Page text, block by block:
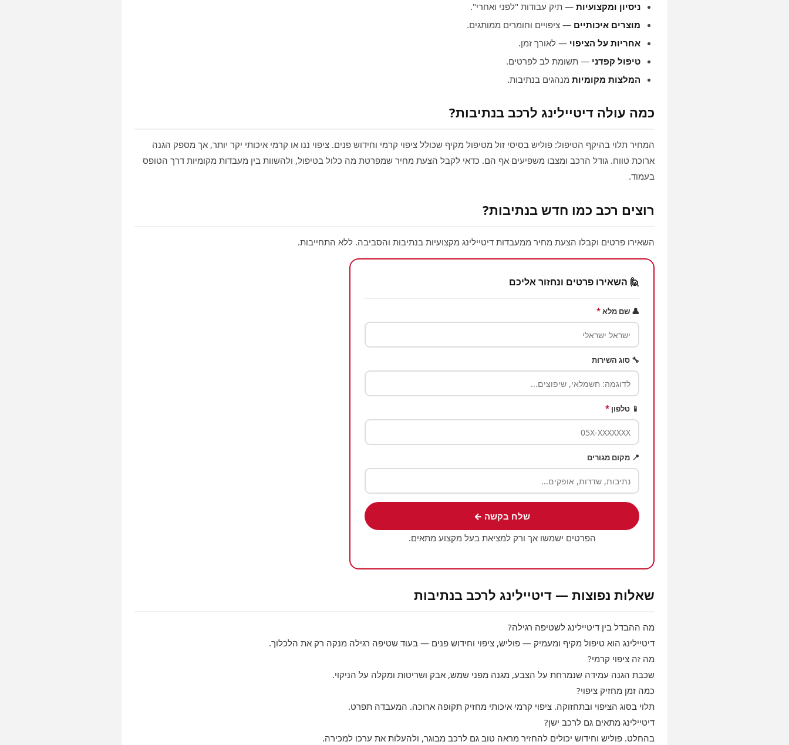
ניסיון ומקצועיות — תיק עבודות "לפני ואחרי".
מוצרים איכותיים — ציפויים וחומרים ממותגים.
אחריות על הציפוי — לאורך זמן.
טיפול קפדני — תשומת לב לפרטים.
המלצות מקומיות מנהגים בנתיבות.
כמה עולה דיטיילינג לרכב בנתיבות?
המחיר תלוי בהיקף הטיפול: פוליש בסיסי זול מטיפול מקיף שכולל ציפוי קרמי וחידוש פנים. ציפוי ננו או קרמי איכותי יקר יותר, אך מספק הגנה
ארוכת טווח. גודל הרכב ומצבו משפיעים אף הם. כדאי לקבל הצעת מחיר שמפרטת מה כלול בטיפול, ולהשוות בין מעבדות מקומיות דרך הטופס
בעמוד.
רוצים רכב כמו חדש בנתיבות?
השאירו פרטים וקבלו הצעת מחיר ממעבדות דיטיילינג מקצועיות בנתיבות והסביבה. ללא התחייבות.
🙋 השאירו פרטים ונחזור אליכם
👤 שם מלא*
🔧 סוג השירות
📱 טלפון *
📍 מקום מגורים
שלח בקשה ←
הפרטים ישמשו אך ורק למציאת בעל מקצוע מתאים.
שאלות נפוצות — דיטיילינג לרכב בנתיבות
מה ההבדל בין דיטיילינג לשטיפה רגילה?
דיטיילינג הוא טיפול מקיף ומעמיק — פוליש, ציפוי וחידוש פנים — בעוד שטיפה רגילה מנקה רק את הלכלוך.
מה זה ציפוי קרמי?
שכבת הגנה עמידה שנמרחת על הצבע, מגנה מפני שמש, אבק ושריטות ומקלה על הניקוי.
כמה זמן מחזיק ציפוי?
תלוי בסוג הציפוי ובתחזוקה. ציפוי קרמי איכותי מחזיק תקופה ארוכה. המעבדה תפרט.
דיטיילינג מתאים גם לרכב ישן?
בהחלט. פוליש וחידוש יכולים להחזיר מראה טוב גם לרכב מבוגר, ולהעלות את ערכו למכירה.